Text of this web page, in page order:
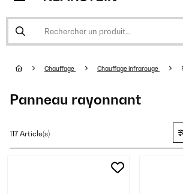
Chauffage Chauffage infrarouge
Panneau rayonnant
117 Article(s)